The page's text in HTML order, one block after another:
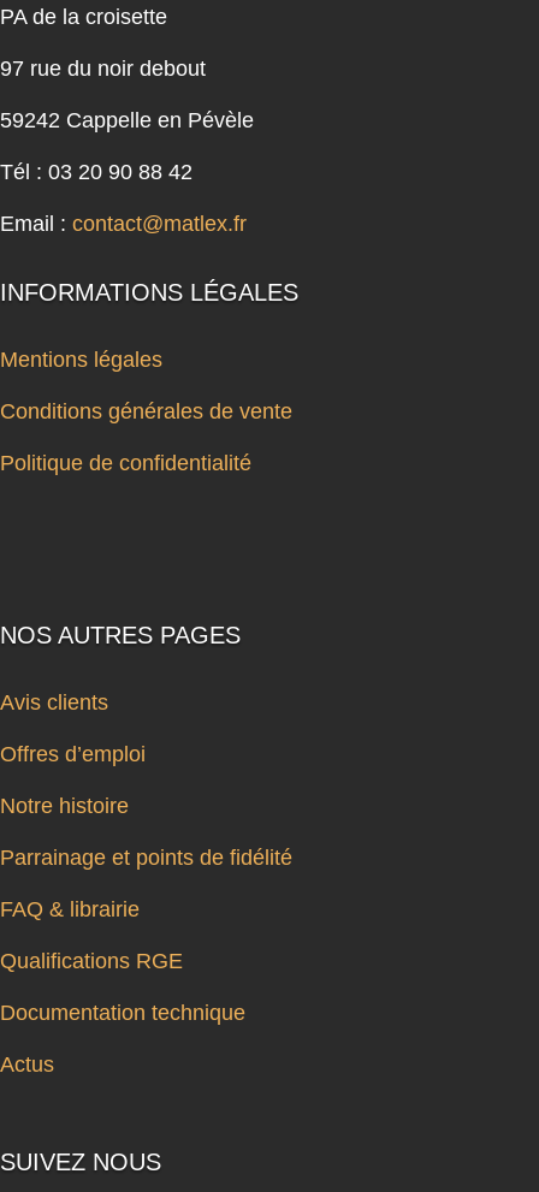
PA de la croisette
97 rue du noir debout
59242 Cappelle en Pévèle
Tél : 03 20 90 88 42
Email : contact@matlex.fr
INFORMATIONS LÉGALES
Mentions légales
Conditions générales de vente
Politique de confidentialité
NOS AUTRES PAGES
Avis clients
Offres d’emploi
Notre histoire
Parrainage et points de fidélité
FAQ & librairie
Qualifications RGE
Documentation technique
Actus
SUIVEZ NOUS